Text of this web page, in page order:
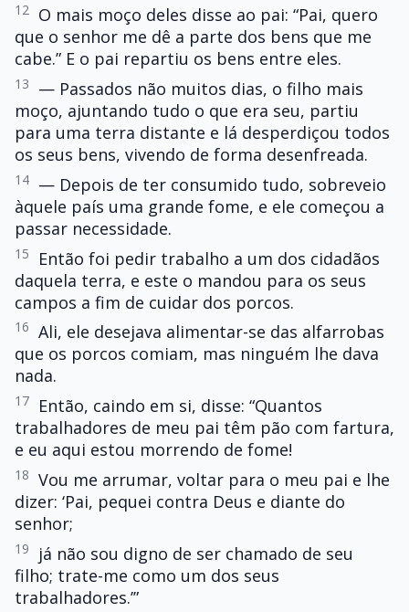
12 O mais moço deles disse ao pai: “Pai, quero
que o senhor me dê a parte dos bens que me
cabe.” E o pai repartiu os bens entre eles.
13
— Passados não muitos dias, o filho mais
moço, ajuntando tudo o que era seu, partiu
para uma terra distante e lá desperdiçou todos
os seus bens, vivendo de forma desenfreada.
14 — Depois de ter consumido tudo, sobreveio
àquele país uma grande fome, e ele começou a
passar necessidade.
15
Então foi pedir trabalho a um dos cidadãos
daquela terra, e este o mandou para os seus
campos a fim de cuidar dos porcos.
16 Ali, ele desejava alimentar-se das alfarrobas
que os porcos comiam, mas ninguém lhe dava
nada.
17
Então, caindo em si, disse: “Quantos
trabalhadores de meu pai têm pão com fartura,
e eu aqui estou morrendo de fome!
18 Vou me arrumar, voltar para o meu pai e lhe
dizer: ‘Pai, pequei contra Deus e diante do
senhor;
19
já não sou digno de ser chamado de seu
filho; trate-me como um dos seus
trabalhadores.’”